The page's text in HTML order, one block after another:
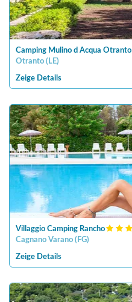
Camping Mulino d Acqua Otranto
Otranto ( LE)
Zeige Details
Villaggio Camping Rancho
Cagnano Varano ( FG)
Zeige Details